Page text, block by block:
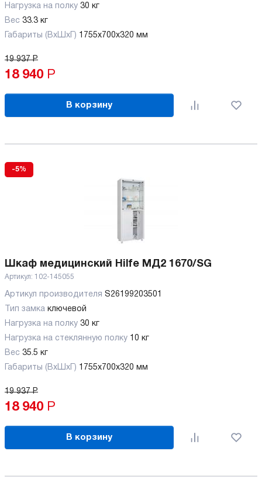
Нагрузка на полку 30 кг
Вес 33.3 кг
Габариты (ВхШхГ) 1755x700x320 мм
19 937 Р
18 940 Р
В корзину
-5%
Шкаф медицинский Hilfe МД2 1670/SG
Артикул: 102-145055
Артикул производителя S26199203501
Тип замка ключевой
Нагрузка на полку 30 кг
Нагрузка на стеклянную полку 10 кг
Вес 35.5 кг
Габариты (ВхШхГ) 1755x700x320 мм
19 937 Р
18 940 Р
В корзину